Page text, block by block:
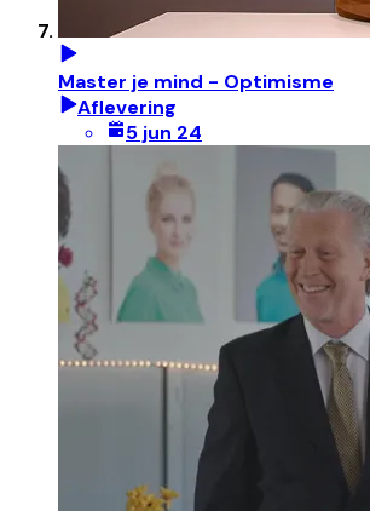
Master je mind - Optimisme
Aflevering
5 jun 24